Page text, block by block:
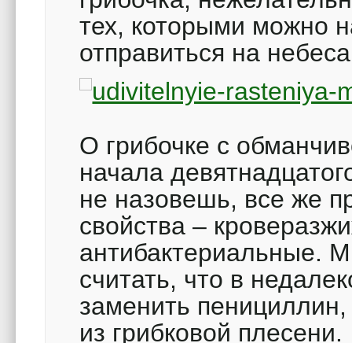
тех, которыми можно
отправиться на
О грибочке с
начала
не назовешь, все же
свойства –
антибактериальные.
считать, что в
заменить
из грибковой плесени.